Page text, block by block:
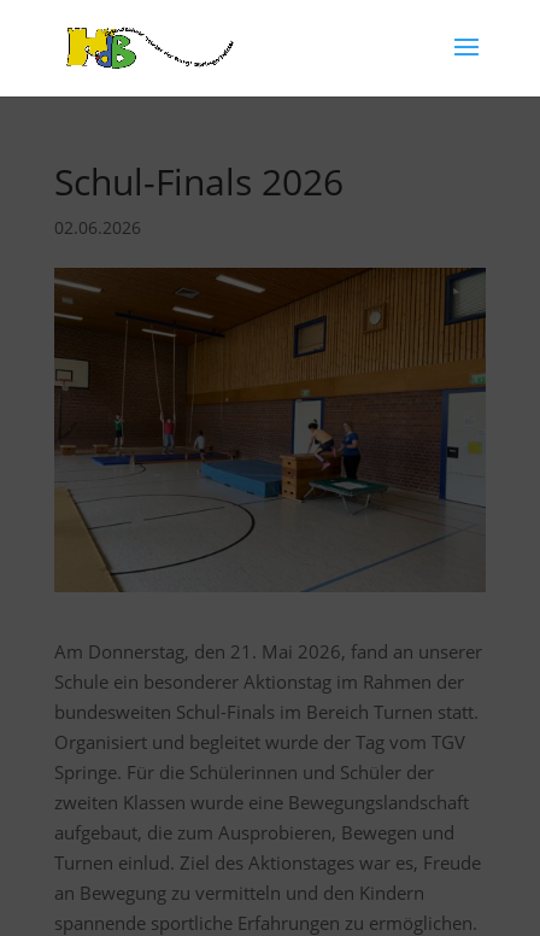
Schul-Finals 2026
02.06.2026
Am Donnerstag, den 21. Mai 2026, fand an unserer
Schule ein besonderer Aktionstag im Rahmen der
bundesweiten Schul-Finals im Bereich Turnen statt.
Organisiert und begleitet wurde der Tag vom TGV
Springe. Für die Schülerinnen und Schüler der
zweiten Klassen wurde eine Bewegungslandschaft
aufgebaut, die zum Ausprobieren, Bewegen und
Turnen einlud. Ziel des Aktionstages war es, Freude
an Bewegung zu vermitteln und den Kindern
spannende sportliche Erfahrungen zu ermöglichen.